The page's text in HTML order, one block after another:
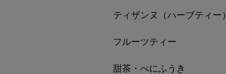
ティザンヌ（ハーブティー）
フルーツティー
甜茶・べにふうき